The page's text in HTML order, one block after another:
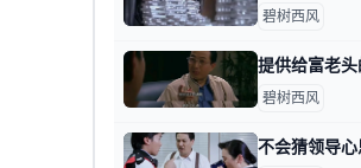
碧树西风
碧树西风